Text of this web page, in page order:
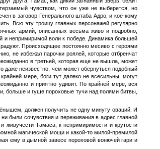
чувством, что он уже не выберется, но
в заговор Генерального штаба Адро, и кое-кому
Всю эту троицу главных персонажей регулярно
армий, описанных весьма живо и подробно,
и непримиримой воли к победе. Динамика большей
Происходящее постоянно месиво с героями
не избежал парочки роялей, которые отбренчат
в третьей, которая еще не вышла, может
даже неизвестно, чем может обернуться подобный
мере, боги тут далеко не всесильны, могут
и приятно удивит. По крайней мере, вся
больше и гуще пороховые тучи над полями битвы,
должен получить не одну минуту оваций. И
были сочувствия и переживания в адрес главной
живучести Тамаса, к непримиримости и крутости
магической мощи и какой-то милой-премилой
ему в дымной завесе пороховой вонючей гари и